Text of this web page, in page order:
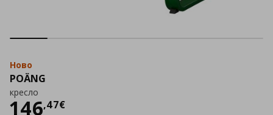
Ново
POÄNG
кресло
146,47€
Цена146,47 €